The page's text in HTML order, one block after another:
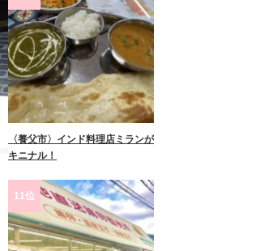
〈養父市〉インド料理店ミランが
キニナル！
11位